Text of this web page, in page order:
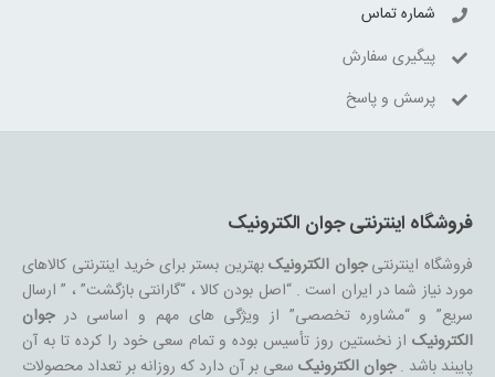
شماره تماس
پیگیری سفارش
پرسش و پاسخ
فروشگاه اینترنتی جوان الکترونیک
فروشگاه اینترنتیجوان الکترونیکبهترین بستر برای خرید اینترنتی کالاهای
مورد نیاز شما در ایران است . “اصل بودن کالا ، “گارانتی بازگشت” ، ” ارسال
سریع” و “مشاوره تخصصی” از ویژگی های مهم و اساسی درجوان
الکترونیکاز نخستین روز تأسیس بوده و تمام سعی خود را کرده تا به آن
پایبند باشد .جوان الکترونیکسعی بر آن دارد که روزانه بر تعداد محصولات